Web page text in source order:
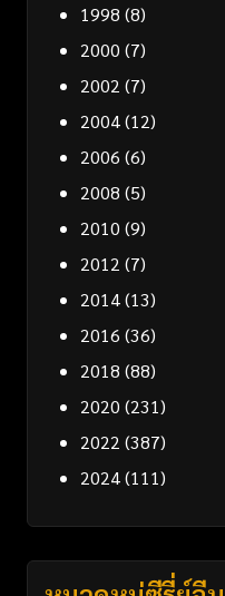
1998 (8)
2000 (7)
2002 (7)
2004(12)
2006 (6)
2008 (5)
2010 (9)
2012 (7)
2014(13)
2016 (36)
2018 (88)
2020 (231)
2022 (387)
2024(111)